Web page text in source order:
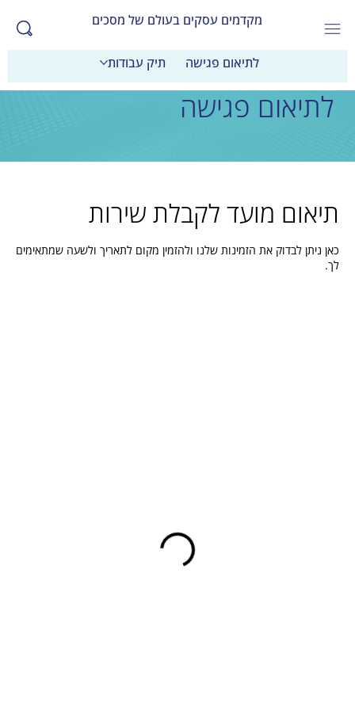
מקדמים עסקים בעולם של מסכים
לתיאום פגישה תיק עבודות
לתיאום פגישה
תיאום מועד לקבלת שירות
כאן ניתן לבדוק את הזמינות שלנו ולהזמין מקום לתאריך ולשעה שמתאימים
לך.